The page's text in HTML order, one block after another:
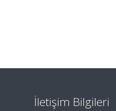
İletişim Bilgileri